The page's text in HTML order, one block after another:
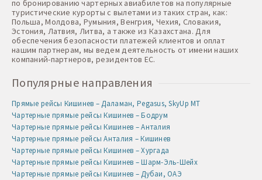
по бронированию чартерных авиабилетов на популярные
туристические курорты с вылетами из таких стран, как:
Польша, Молдова, Румыния, Венгрия, Чехия, Словакия,
Эстония, Латвия, Литва, а также из Казахстана. Для
обеспечения безопасности платежей клиентов и оплат
нашим партнерам, мы ведем деятельность от имени наших
компаний-партнеров, резидентов ЕС.
Популярные направления
Прямые рейсы Кишинев – Даламан, Pegasus, SkyUp MT
Чартерные прямые рейсы Кишинев – Бодрум
Чартерные прямые рейсы Кишинев – Анталия
Чартерные прямые рейсы Анталия – Кишинев
Чартерные прямые рейсы Кишинев – Хургада
Чартерные прямые рейсы Кишинев – Шарм-Эль-Шейх
Чартерные прямые рейсы Кишинев – Дубаи, ОАЭ